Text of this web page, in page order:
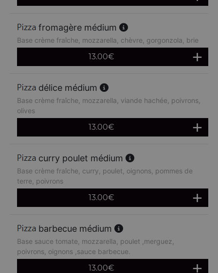
fromagère médium
Base crème fraîche, mozzarella, chèvre, gorgonzola, brie
13.00€
délice médium
Base crème fraîche, mozzarella, viande hachée, poivrons,
olives
13.00€
curry poulet médium
Base crème fraîche, curry, poulet, oignons, pommes de
terre, poivrons
13.00€
barbecue médium
Base sauce tomate, mozzarella, poulet ,merguez,
poivrons, oignons ,sauce barbecue.
13.00€